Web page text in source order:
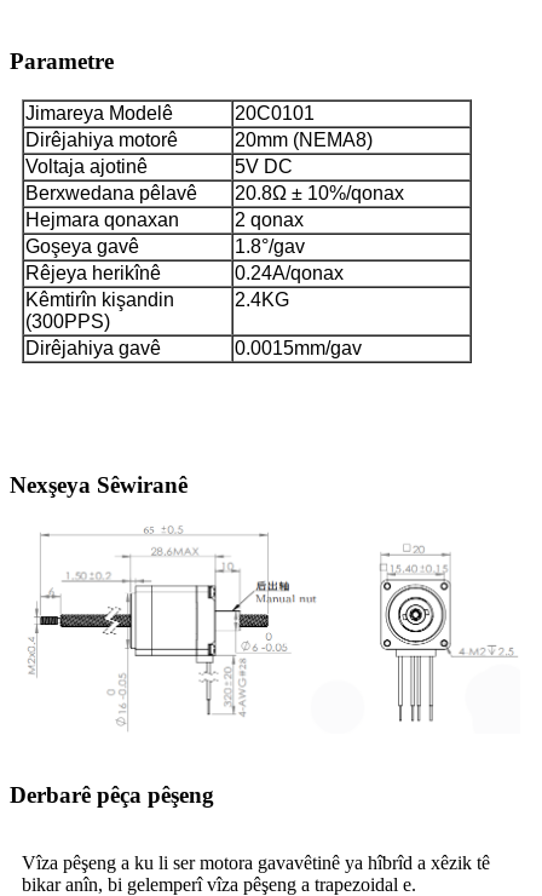
Parametre
Jimareya Modelê
20C0101
Dirêjahiya motorê
20mm (NEMA8)
Voltaja ajotinê
5V DC
Berxwedana pêlavê
20.8Ω ± 10%/qonax
Hejmara qonaxan
2 qonax
Goşeya gavê
1.8°/gav
Rêjeya herikînê
0.24A/qonax
Kêmtirîn kişandin
(300PPS)
2.4KG
Dirêjahiya gavê 0.0015mm/gav
Nexşeya Sêwiranê
Derbarê pêça pêşeng
Vîza pêşeng a ku li ser motora gavavêtinê ya hîbrîd a xêzik tê
bikar anîn, bi gelemperî vîza pêşeng a trapezoidal e.